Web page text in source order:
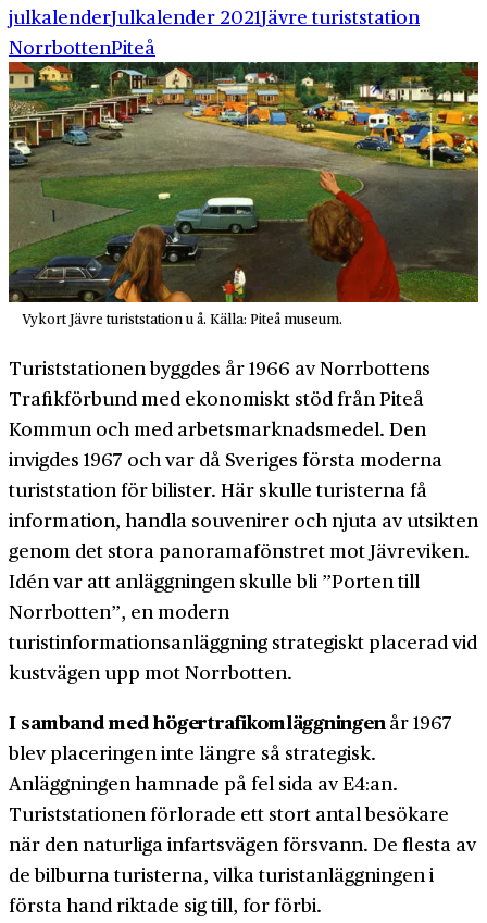
julkalenderJulkalender 2021Jävre turiststation
NorrbottenPiteå
Vykort Jävre turiststation u å. Källa: Piteå museum.
Turiststationen byggdes år 1966 av Norrbottens
Trafikförbund med ekonomiskt stöd från Piteå
Kommun och med arbetsmarknadsmedel. Den
invigdes 1967 och var då Sveriges första moderna
turiststation för bilister. Här skulle turisterna få
information, handla souvenirer och njuta av utsikten
genom det stora panoramafönstret mot Jävreviken.
Idén var att anläggningen skulle bli ”Porten till
Norrbotten”, en modern
turistinformationsanläggning strategiskt placerad vid
kustvägen upp mot Norrbotten.
I samband med högertrafikomläggningen år 1967
blev placeringen inte längre så strategisk.
Anläggningen hamnade på fel sida av E4:an.
Turiststationen förlorade ett stort antal besökare
när den naturliga infartsvägen försvann. De flesta av
de bilburna turisterna, vilka turistanläggningen i
första hand riktade sig till, for förbi.